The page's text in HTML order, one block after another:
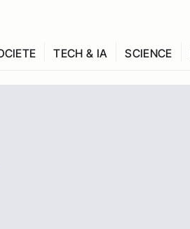
TECH & IA SCIENCE